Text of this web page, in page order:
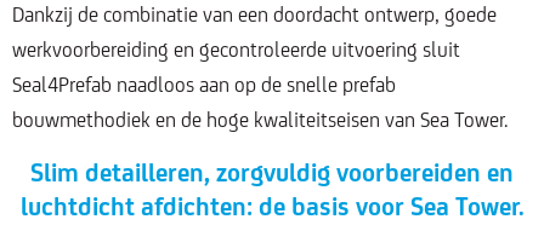
Dankzij de combinatie van een doordacht ontwerp, goede
werkvoorbereiding en gecontroleerde uitvoering sluit
Seal4Prefab naadloos aan op de snelle prefab
bouwmethodiek en de hoge kwaliteitseisen van Sea Tower.
Slim detailleren, zorgvuldig voorbereiden en
luchtdicht afdichten: de basis voor Sea Tower.